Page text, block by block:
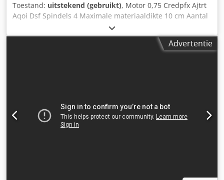
Toestand: uitstekend (gebruikt), Motor 0,75 Credpfx Ajtrt
Aqoi Dsf Spindels 4 Maximale materiaaldikte 10 cm Aantal
pallen 4 Pneumatische klemmen 2
Advertentie